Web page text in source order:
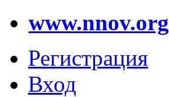
www.nnov.org
Регистрация
Вход